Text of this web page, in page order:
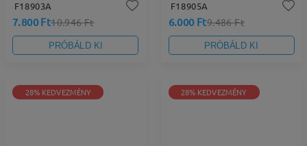
F18903A
7.800 Ft10.946 Ft
PRÓBÁLD KI
F18905A
6.000 Ft9.486 Ft
PRÓBÁLD KI
28% KEDVEZMÉNY 28% KEDVEZMÉNY